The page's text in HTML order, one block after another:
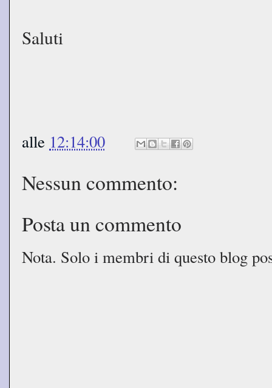
Saluti
alle 12:14:00
Nessun commento:
Posta un commento
Nota. Solo i membri di questo blog